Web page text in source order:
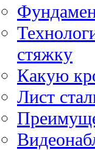
стяжку
Какую
Лист